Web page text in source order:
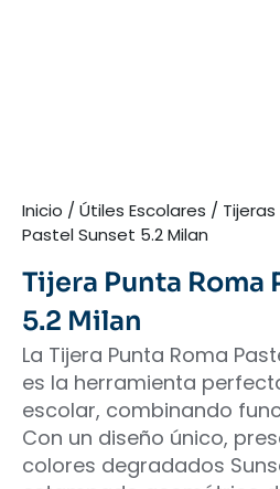
Inicio / Útiles Escolares / Tijeras
Pastel Sunset 5.2 Milan
Tijera Punta Roma
5.2 Milan
La Tijera Punta Roma
es la herramienta
escolar, combinando
Con un diseño único,
colores degradados